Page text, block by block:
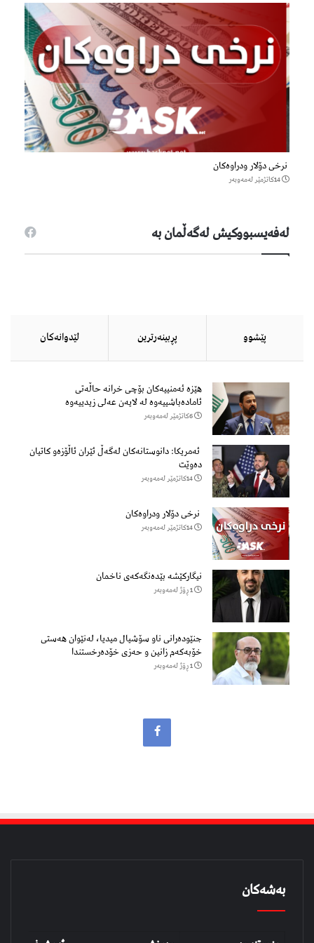
نرخی دۆلار ودراوەکان
14كاتژمێر لەمەوبەر
لەفەیسبووكیش لەگەڵمان بە
پێشوو پڕبینەرترین لێدوانەكان
هێزه‌ ئه‌منییه‌كان بۆچی خرانە حاڵه‌تی
ئاماده‌باشییه‌وه‌ لە لایەن عەلی زیدییەوە
6كاتژمێر لەمەوبەر
ئەمریکا: دانوستانەکان لەگەڵ ئێران ئاڵۆزەو کاتیان
دەوێت
14كاتژمێر لەمەوبەر
نرخی دۆلار ودراوەکان
14كاتژمێر لەمەوبەر
نیگارکێشە بێدەنگەکەی ناخمان
1 ڕۆژ لەمەوبەر
جنێودەرانی ناو سۆشیال میدیا، لەنێوان هەستی
خۆبەکەم زانین و حەزی خۆدەرخستندا
1 ڕۆژ لەمەوبەر
بەشەکان